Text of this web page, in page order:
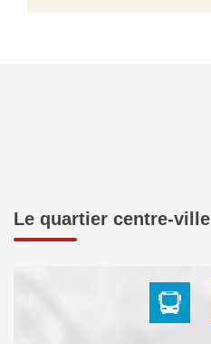
Le quartier centre-ville